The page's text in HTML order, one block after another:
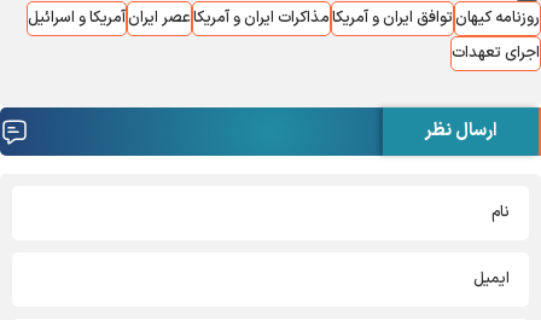
روزنامه کیهانتوافق ایران و آمریکامذاکرات ایران و آمریکاعصر ایرانآمریکا و اسرائیل
اجرای تعهدات
ارسال نظر